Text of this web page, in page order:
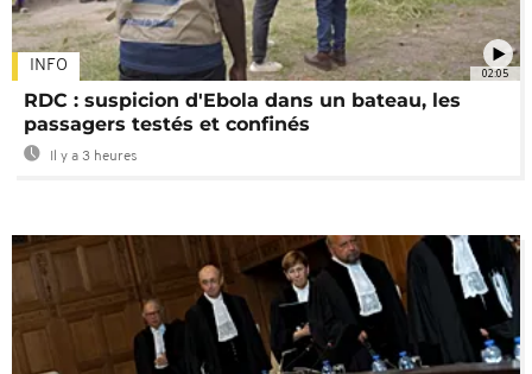
02:05
INFO
RDC : suspicion d'Ebola dans un bateau, les
passagers testés et confinés
Il y a 3 heures